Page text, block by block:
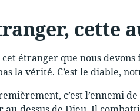
cette
cet étranger que nous
la vérité. C’est le diable,
c’est l’ennemi